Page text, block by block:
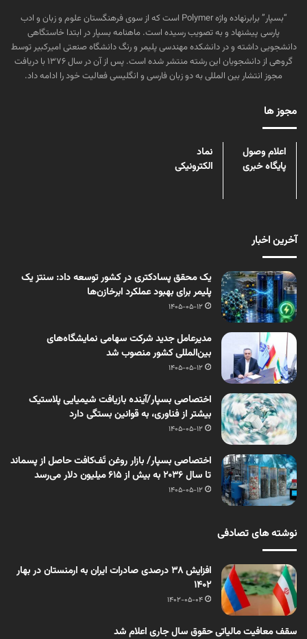
“بسپار” برابرنهاده واژه Polymer است که از سوی فرهنگستان علوم و زبان و ادب
پارسی پیشنهاد و به تصویب رسیده است. ماهنامه بسپار در ابتدا خاستگاهی
دانشجویی داشته و در دانشکده مهندسی پلیمر و رنگ دانشگاه صنعتی امیرکبیر توسط
گروهی از دانشجویان این رشته منتشر شده است. پس از آن در سال ۱۳۷۶ با دریافت
مجوز انتشار بین المللی به دو زبان فارسی و انگلیسی فعالیت خود را ادامه داد.
مجوز ها
اعلام وصول
پایگاه خبری
نماد
الکترونیکی
آخرین اخبار
یک محقق پسادکتری در کشور توسعه داد: سنتز یک
پلیمر برای بهبود عملکرد ابرخازن‌ها
1405-05-12
مدیرعامل جدید شرکت سهامی نمایشگاه‌های
بین‌المللی کشور منصوب شد
1405-05-12
اختصاصی بسپار/آینده بازیافت شیمیایی پلاستیک
بیشتر از فناوری، به قوانین بستگی دارد
1405-05-12
اختصاصی بسپار/ بازار روغن تَف‌کافت حاصل از پسماند
تا سال ۲۰۳۶ به بیش از ۶۱۵ میلیون دلار می‌رسد
1405-05-12
نوشته های تصادفی
افزایش ۳۸ درصدی صادرات ایران به ارمنستان در بهار
۱۴۰۲
1402-05-04
سقف معافیت مالیاتی حقوق سال جاری اعلام شد